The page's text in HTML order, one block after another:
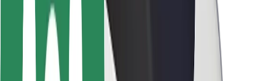
ლოკაციები
ქალაქი უკეთესობისკენ
აეროპორტები
Bolt-ის დასატენი სადგური